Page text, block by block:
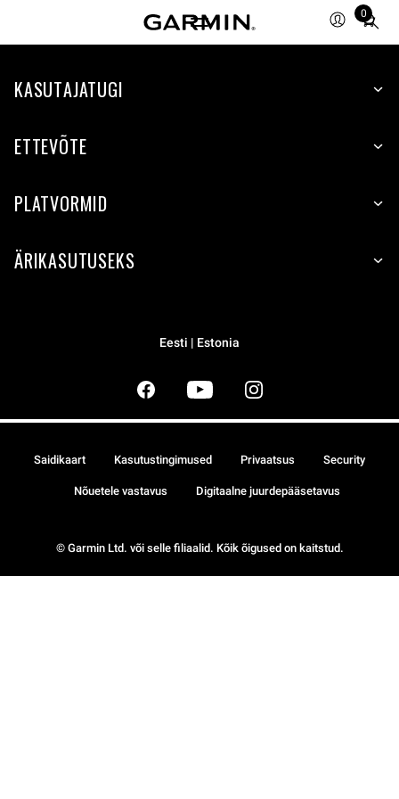
0
Total
items
cart:
KASUTAJATUGI
ETTEVÕTE
PLATVORMID
ÄRIKASUTUSEKS
Eesti | Estonia
© Garmin Ltd. või selle filiaalid. Kõik õigused on kaitstud.
Saidikaart Kasutustingimused Privaatsus Security
Nõuetele vastavus Digitaalne juurdepääsetavus